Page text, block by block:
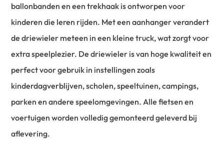
ballonbanden en een trekhaak is ontworpen voor
kinderen die leren rijden. Met een aanhanger verandert
de driewieler meteen in een kleine truck, wat zorgt voor
extra speelplezier. De driewieler is van hoge kwaliteit en
perfect voor gebruik in instellingen zoals
kinderdagverblijven, scholen, speeltuinen, campings,
parken en andere speelomgevingen. Alle fietsen en
voertuigen worden volledig gemonteerd geleverd bij
aflevering.